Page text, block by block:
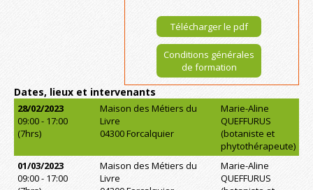
Télécharger le pdf
Conditions générales
de formation
Dates, lieux et intervenants
28/02/2023
09:00 - 17:00
(7hrs)
Maison des Métiers du
Livre
04300 Forcalquier
Marie-Aline
QUEFFURUS
(botaniste et
phytothérapeute)
01/03/2023
09:00 - 17:00
Maison des Métiers du
Livre
Marie-Aline
QUEFFURUS